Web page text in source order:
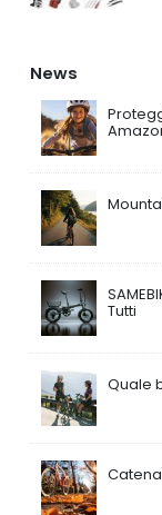
News
Tutti
Quale